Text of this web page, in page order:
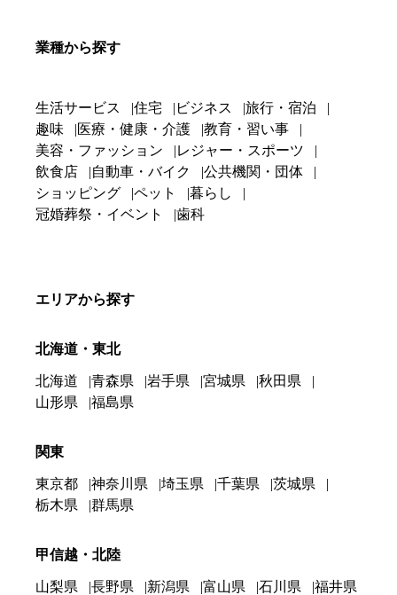
業種から探す
生活サービス 住宅 ビジネス
旅行・宿泊
趣味
医療・健康・介護
教育・習い事
美容・ファッション
レジャー・スポーツ
飲食店
自動車・バイク
公共機関・団体
ショッピング
ペット
暮らし
冠婚葬祭・イベント
歯科
エリアから探す
北海道・東北
北海道 青森県 岩手県 宮城県
秋田県
山形県
福島県
関東
東京都 神奈川県 埼玉県 千葉県
茨城県
栃木県
群馬県
甲信越・北陸
山梨県 長野県 新潟県 富山県 石川県 福井県